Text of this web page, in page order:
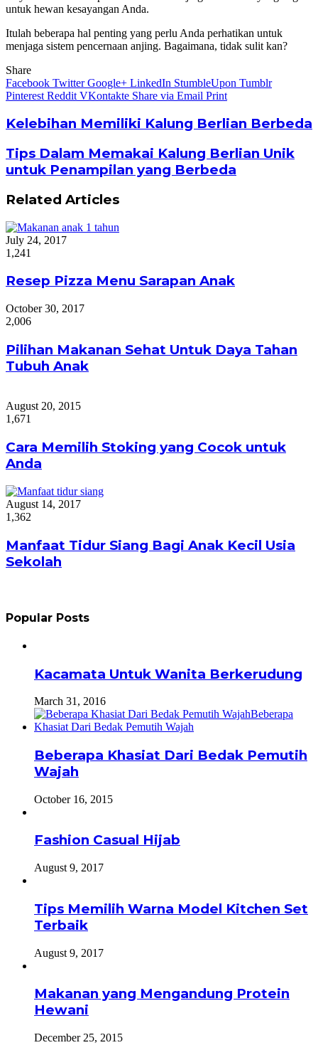
untuk hewan kesayangan Anda.
Itulah beberapa hal penting yang perlu Anda perhatikan untuk
menjaga sistem pencernaan anjing. Bagaimana, tidak sulit kan?
Share
Facebook Twitter Google+ LinkedIn StumbleUpon Tumblr
Pinterest Reddit VKontakte Share via Email Print
Kelebihan Memiliki Kalung Berlian Berbeda
Tips Dalam Memakai Kalung Berlian Unik
untuk Penampilan yang Berbeda
Related Articles
July 24, 2017
1,241
Resep Pizza Menu Sarapan Anak
October 30, 2017
2,006
Pilihan Makanan Sehat Untuk Daya Tahan
Tubuh Anak
August 20, 2015
1,671
Cara Memilih Stoking yang Cocok untuk
Anda
August 14, 2017
1,362
Manfaat Tidur Siang Bagi Anak Kecil Usia
Sekolah
Popular Posts
Kacamata Untuk Wanita Berkerudung
March 31, 2016
Beberapa Khasiat Dari Bedak Pemutih
Wajah
October 16, 2015
Fashion Casual Hijab
August 9, 2017
Tips Memilih Warna Model Kitchen Set
Terbaik
August 9, 2017
Makanan yang Mengandung Protein
Hewani
December 25, 2015